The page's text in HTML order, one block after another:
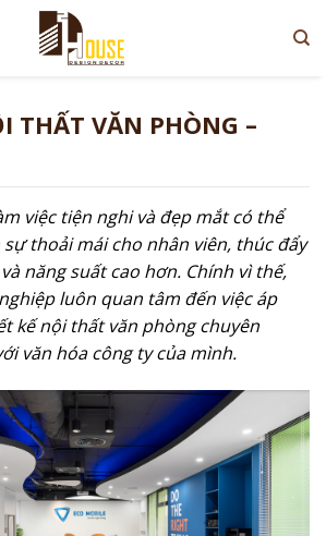
THẤT VĂN PHÒNG –
việc tiện nghi và đẹp mắt có thể
thoải mái cho nhân viên, thúc đẩy
năng suất cao hơn. Chính vì thế,
luôn quan tâm đến việc áp
kế nội thất văn phòng chuyên
văn hóa công ty của mình.